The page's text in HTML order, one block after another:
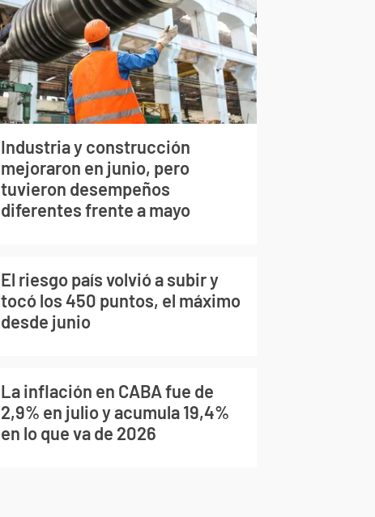
Industria y construcción
mejoraron en junio, pero
tuvieron desempeños
diferentes frente a mayo
El riesgo país volvió a subir y
tocó los 450 puntos, el máximo
desde junio
La inflación en CABA fue de
2,9% en julio y acumula 19,4%
en lo que va de 2026